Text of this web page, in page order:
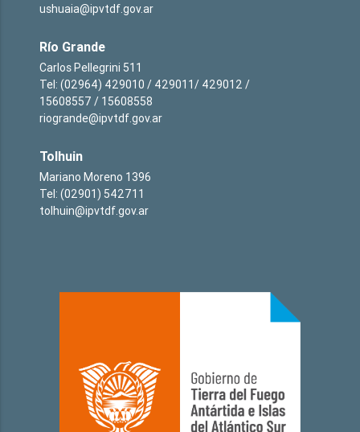
ushuaia@ipvtdf.gov.ar
Río Grande
Carlos Pellegrini 511
Tel: (02964) 429010 / 429011/ 429012 /
15608557 / 15608558
riogrande@ipvtdf.gov.ar
Tolhuin
Mariano Moreno 1396
Tel: (02901) 542711
tolhuin@ipvtdf.gov.ar